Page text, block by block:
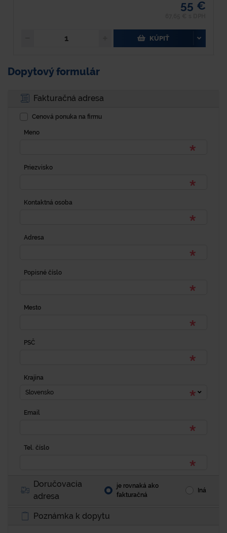
55 €
KÚPIŤ
Dopytový formulár
Fakturačná adresa
Cenová ponuka na firmu
Meno
Priezvisko
Kontaktná osoba
Adresa
Popisné číslo
Mesto
PSČ
Krajina
Slovensko
Email
Tel. číslo
Doručovacia
adresa
je rovnaká ako
fakturačná
Iná
Poznámka k dopytu